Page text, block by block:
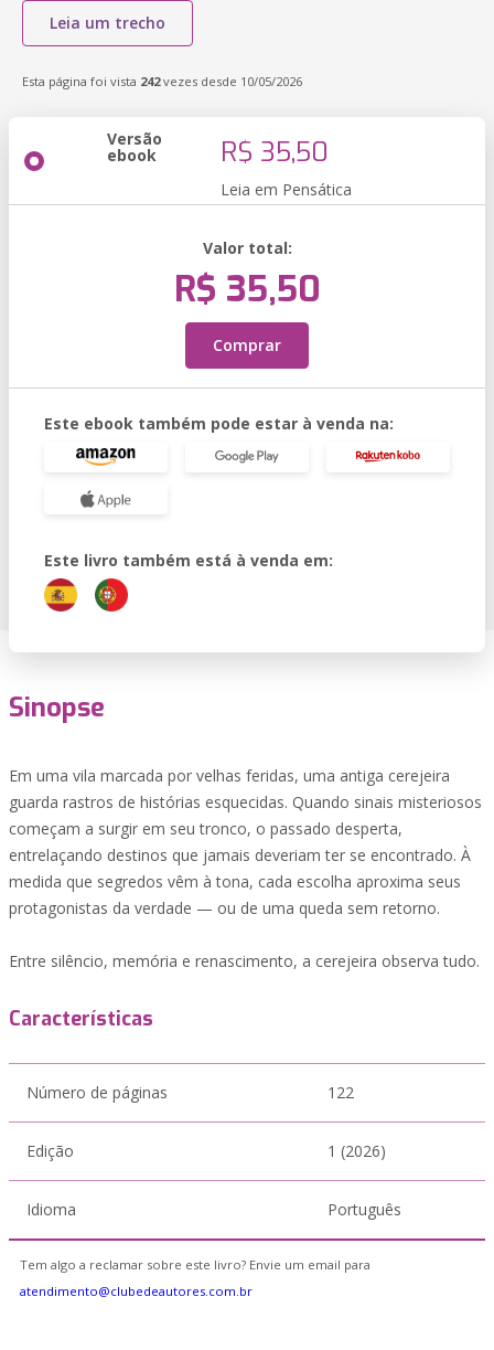
Leia um trecho
Esta página foi vista 242vezes desde 10/05/2026
Versão
ebook R$ 35,50
Leia em Pensática
Valor total:
R$ 35,50
Comprar
Este ebook também pode estar à venda na:
Este livro também está à venda em:
Sinopse
Em uma vila marcada por velhas feridas, uma antiga cerejeira
guarda rastros de histórias esquecidas. Quando sinais misteriosos
começam a surgir em seu tronco, o passado desperta,
entrelaçando destinos que jamais deveriam ter se encontrado. À
medida que segredos vêm à tona, cada escolha aproxima seus
protagonistas da verdade — ou de uma queda sem retorno.
Entre silêncio, memória e renascimento, a cerejeira observa tudo.
Características
Número de páginas 122
Edição 1 (2026)
Idioma Português
Tem algo a reclamar sobre este livro? Envie um email para
atendimento@clubedeautores.com.br